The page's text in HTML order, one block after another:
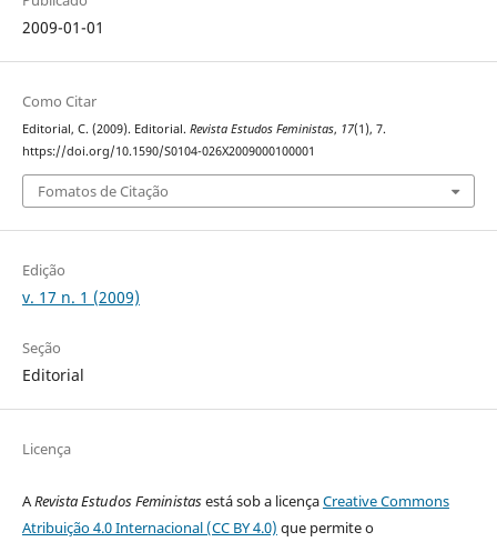
2009-01-01
Como Citar
Editorial, C. (2009). Editorial. Revista Estudos Feministas, 17(1), 7.
https://doi.org/10.1590/S0104-026X2009000100001
Fomatos de Citação
Edição
v. 17 n. 1 (2009)
Seção
Editorial
Licença
ARevista Estudos Feministasestá sob a licençaCreative Commons
Atribuição 4.0 Internacional (CC BY 4.0) que permite o